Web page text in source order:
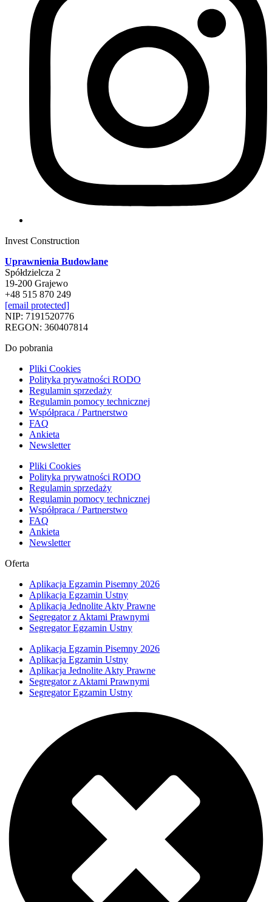
Invest Construction
Uprawnienia Budowlane
Spółdzielcza 2
19-200 Grajewo
+48 515 870 249
[email protected]
NIP: 7191520776
REGON: 360407814
Do pobrania
Pliki Cookies
Polityka prywatności RODO
Regulamin sprzedaży
Regulamin pomocy technicznej
Współpraca / Partnerstwo
FAQ
Ankieta
Newsletter
Pliki Cookies
Polityka prywatności RODO
Regulamin sprzedaży
Regulamin pomocy technicznej
Współpraca / Partnerstwo
FAQ
Ankieta
Newsletter
Oferta
Aplikacja Egzamin Pisemny 2026
Aplikacja Egzamin Ustny
Aplikacja Jednolite Akty Prawne
Segregator z Aktami Prawnymi
Segregator Egzamin Ustny
Aplikacja Egzamin Pisemny 2026
Aplikacja Egzamin Ustny
Aplikacja Jednolite Akty Prawne
Segregator z Aktami Prawnymi
Segregator Egzamin Ustny